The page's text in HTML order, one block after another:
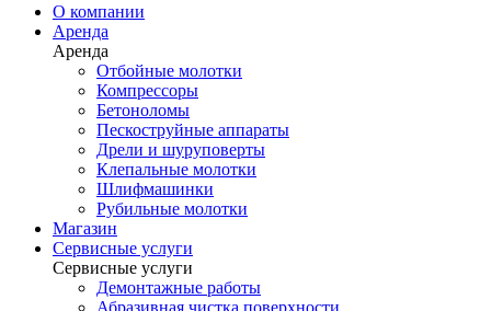
О компании
Аренда
Аренда
Отбойные молотки
Компрессоры
Бетоноломы
Пескоструйные аппараты
Дрели и шуруповерты
Клепальные молотки
Шлифмашинки
Рубильные молотки
Магазин
Сервисные услуги
Сервисные услуги
Демонтажные работы
Абразивная чистка поверхности